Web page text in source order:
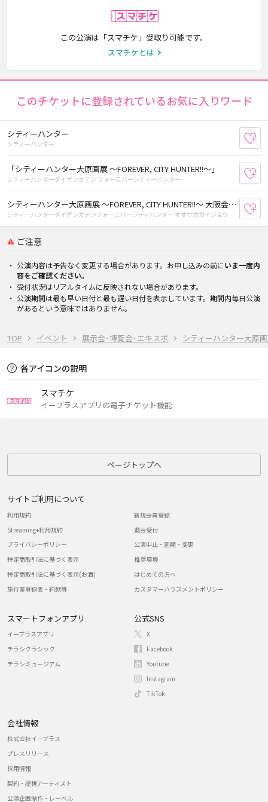
TOP イベント 展示会･博覧会･エキスポ シティーハンター大原画
この公演は「スマチケ」受取り可能です。
スマチケとは
このチケットに登録されているお気に入りワード
シティーハンター
シティーハンター
「シティーハンター大原画展 ～FOREVER, CITY HUNTER!!～」
シティーハンターダイゲンガテン フォーエバーシティーハンター
シティーハンター大原画展 ～FOREVER, CITY HUNTER!!～ 大阪会場
シティーハンターダイゲンガテンフォーエバーシティハンター オオサカカイジョウ
ご注意
公演内容は予告なく変更する場合があります。お申し込みの前にいま一度内
容をご確認ください。
受付状況はリアルタイムに反映されない場合があります。
公演期間は最も早い日付と最も遅い日付を表示しています。期間内毎日公演
があるという意味ではありません。
各アイコンの説明
スマチケ
イープラスアプリの電子チケット機能
ページトップへ
サイトご利用について
利用規約
Streaming+利用規約
プライバシーポリシー
特定商取引法に基づく表示
特定商取引法に基づく表示(お酒)
旅行業登録表・約款等
新規会員登録
退会受付
公演中止・延期・変更
推奨環境
はじめての方へ
カスタマーハラスメントポリシー
スマートフォンアプリ
イープラスアプリ
チラシクラシック
チラシミュージアム
公式SNS
X
Facebook
Youtube
Instagram
TikTok
会社情報
株式会社イープラス
プレスリリース
採用情報
契約・提携アーティスト
公演企画制作・レーベル